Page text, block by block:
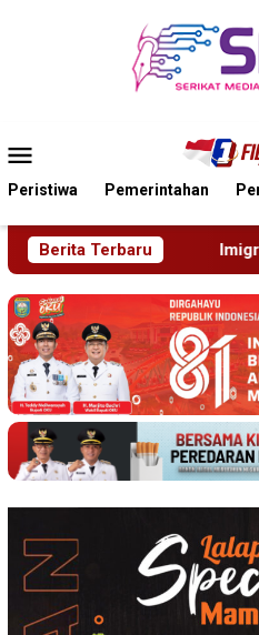
Mobile
Peristiwa Pemerintahan
Berita Terbaru
Ponorogo Deportasi